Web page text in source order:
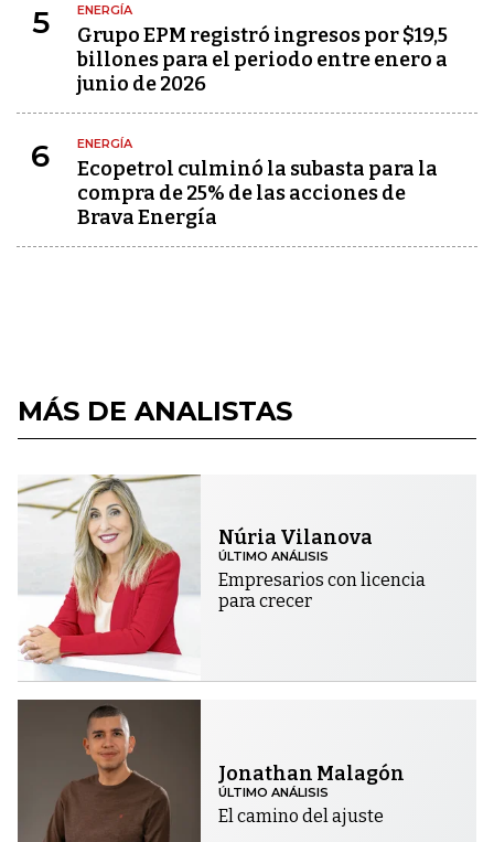
5 ENERGÍA
Grupo EPM registró ingresos por $19,5
billones para el periodo entre enero a
junio de 2026
6 ENERGÍA
Ecopetrol culminó la subasta para la
compra de 25% de las acciones de
Brava Energía
MÁS DE ANALISTAS
Núria Vilanova
ÚLTIMO ANÁLISIS
Empresarios con licencia
para crecer
Jonathan Malagón
ÚLTIMO ANÁLISIS
El camino del ajuste